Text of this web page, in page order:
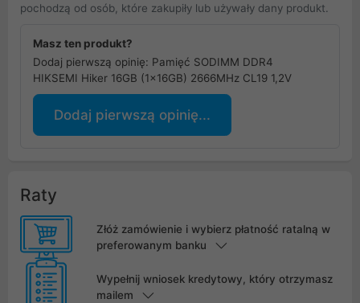
pochodzą od osób, które zakupiły lub używały dany produkt.
Masz ten produkt?
Dodaj pierwszą opinię: Pamięć SODIMM DDR4
HIKSEMI Hiker 16GB (1x16GB) 2666MHz CL19 1,2V
Dodaj pierwszą opinię...
Raty
Złóż zamówienie i wybierz płatność ratalną w
preferowanym banku
Wypełnij wniosek kredytowy, który otrzymasz
mailem